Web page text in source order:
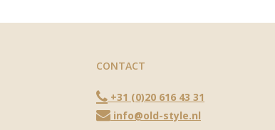
CONTACT
+31 (0)20 616 43 31
info@old-style.nl